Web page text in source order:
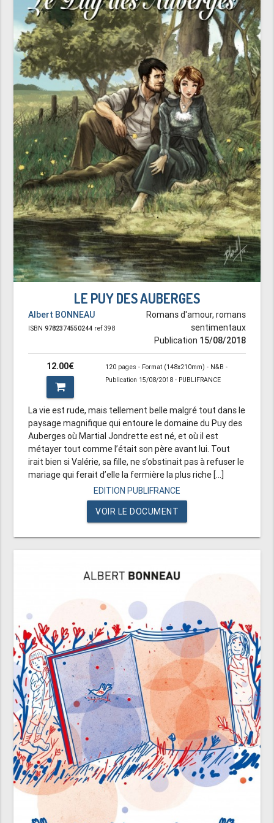
LE PUY DES AUBERGES
Albert BONNEAU
ISBN9782374550244 ref 398
Romans d'amour, romans
sentimentaux
Publication 15/08/2018
12.00€
120 pages - Format (148x210mm) - N&B -
Publication 15/08/2018 - PUBLIFRANCE
La vie est rude, mais tellement belle malgré tout dans le
paysage magnifique qui entoure le domaine du Puy des
Auberges où Martial Jondrette est né, et où il est
métayer tout comme l’était son père avant lui. Tout
irait bien si Valérie, sa fille, ne s’obstinait pas à refuser le
mariage qui ferait d’elle la fermière la plus riche [...]
EDITION PUBLIFRANCE
VOIR LE DOCUMENT